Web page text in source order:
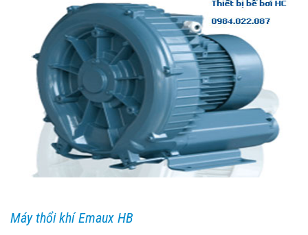
Máy thổi khí Emaux HB